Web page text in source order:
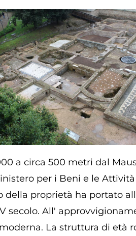
a circa 500 metri dal
per i Beni e le
della proprietà ha portato
secolo. All'
La struttura di età